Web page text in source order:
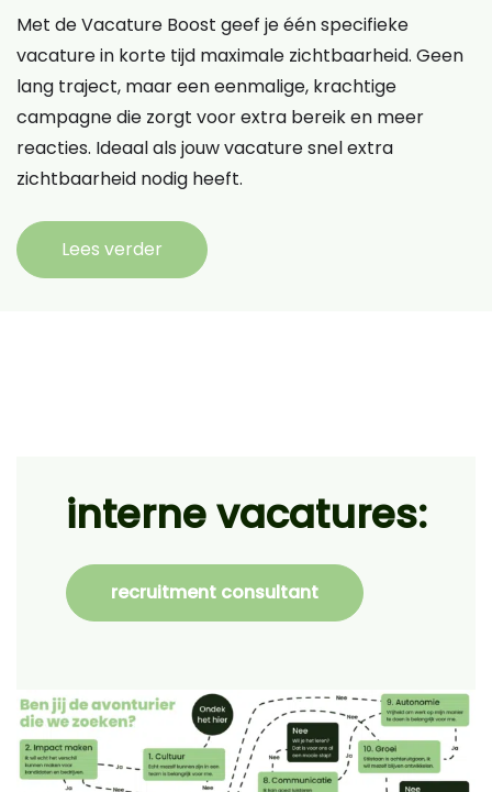
Met de Vacature Boost geef je één specifieke
vacature in korte tijd maximale zichtbaarheid. Geen
lang traject, maar een eenmalige, krachtige
campagne die zorgt voor extra bereik en meer
reacties. Ideaal als jouw vacature snel extra
zichtbaarheid nodig heeft.
Lees verder
interne vacatures:
recruitment consultant